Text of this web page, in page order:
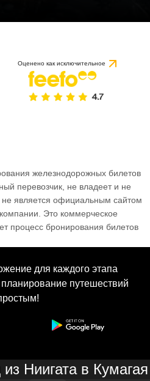
Оценено как исключительное
железнодорожных билетов
перевозчик, не владеет и не
не является официальным сайтом
Это коммерческое
процесс бронирования билетов
для каждого этапа
путешествий
Ниигата в Кумагая